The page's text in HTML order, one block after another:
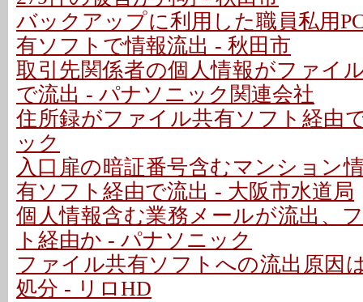
バックアップに利用した職員私用
有ソフトで情報流出 - 秋田市
取引先関係者の個人情報がファイ
で流出 - パナソニック関連会社
住所録がファイル共有ソフト経由
ック
入口扉の暗証番号含むマンション
有ソフト経由で流出 - 大阪市水道局
個人情報含む業務メールが流出、
ト経由か - パナソニック
ファイル共有ソフトへの流出原因
処分 - リロHD